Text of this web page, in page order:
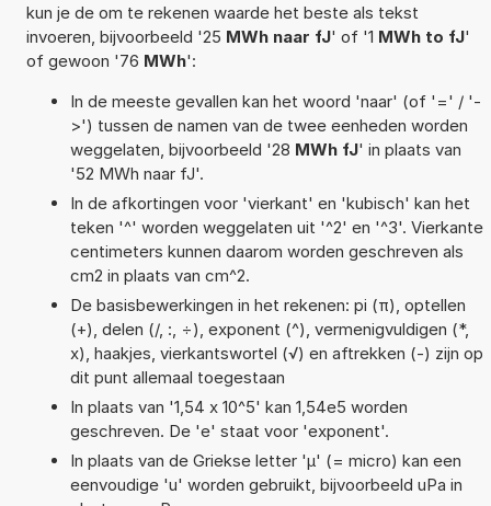
kun je de om te rekenen waarde het beste als tekst
invoeren, bijvoorbeeld '25 MWh naar fJ' of '1 MWh to fJ'
of gewoon '76 MWh':
In de meeste gevallen kan het woord 'naar' (of '=' / '-
>') tussen de namen van de twee eenheden worden
weggelaten, bijvoorbeeld '28 MWh fJ' in plaats van
'52 MWh naar fJ'.
In de afkortingen voor 'vierkant' en 'kubisch' kan het
teken '^' worden weggelaten uit '^2' en '^3'. Vierkante
centimeters kunnen daarom worden geschreven als
cm2 in plaats van cm^2.
De basisbewerkingen in het rekenen: pi (π), optellen
(+), delen (/, :, ÷), exponent (^), vermenigvuldigen (*,
x), haakjes, vierkantswortel (√) en aftrekken (-) zijn op
dit punt allemaal toegestaan
In plaats van '1,54 x 10^5' kan 1,54e5 worden
geschreven. De 'e' staat voor 'exponent'.
In plaats van de Griekse letter 'µ' (= micro) kan een
eenvoudige 'u' worden gebruikt, bijvoorbeeld uPa in